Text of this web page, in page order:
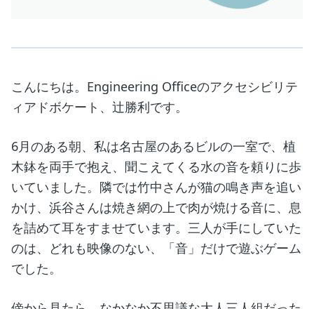
こんにちは。Engineering Officeのアクセシビリテ
ィアドボケート、辻勝利です。
6月のある朝、私は名古屋のあるビルの一室で、植
木鉢を両手で抱え、聞こえてくる水の音を頼りに歩
いていました。隣では竹中さんが猫の鳴き声を追い
かけ、浜谷さんは焼き網の上で肉が焼ける音に、息
を詰めて耳をすませています。三人が手にしていた
のは、どれも映像のない、「音」だけで遊ぶゲーム
でした。